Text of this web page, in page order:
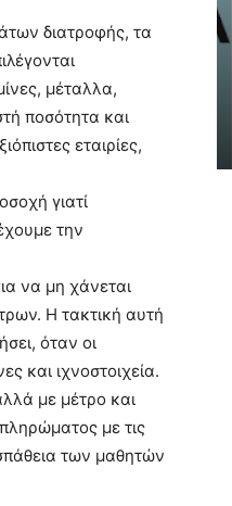
διατροφής, τα
μέταλλα,
ποσότητα και
εταιρίες,
γιατί
την
να μη χάνεται
Η τακτική αυτή
όταν οι
και ιχνοστοιχεία.
με μέτρο και
με τις
των μαθητών
Η νέα
πλατφόρμα του
είναι πλέον
Ομάδα A.V.